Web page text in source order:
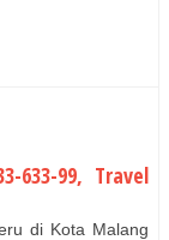
633-99, Travel
di Kota Malang